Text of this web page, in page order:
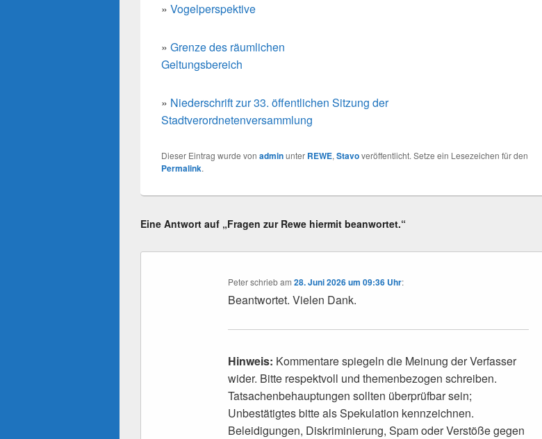
» Vogelperspektive
» Grenze des räumlichen
Geltungsbereich
» Niederschrift zur 33. öffentlichen Sitzung der
Stadtverordnetenversammlung
Dieser Eintrag wurde von adminunter REWE, Stavoveröffentlicht. Setze ein Lesezeichen für den
Permalink.
Eine Antwort auf „Fragen zur Rewe hiermit beanwortet.“
Peterschriebam28. Juni 2026 um 09:36 Uhr:
Beantwortet. Vielen Dank.
Hinweis: Kommentare spiegeln die Meinung der Verfasser
wider. Bitte respektvoll und themenbezogen schreiben.
Tatsachenbehauptungen sollten überprüfbar sein;
Unbestätigtes bitte als Spekulation kennzeichnen.
Beleidigungen, Diskriminierung, Spam oder Verstöße gegen